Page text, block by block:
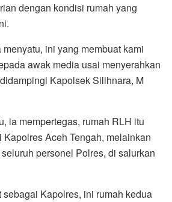
dengan kondisi rumah yang
menyatu, ini yang membuat kami
awak media usai menyerahkan
Kapolsek Silihnara, M
ia mempertegas, rumah RLH itu
Aceh Tengah, melainkan
personel Polres, di salurkan
sebagai Kapolres, ini rumah kedua